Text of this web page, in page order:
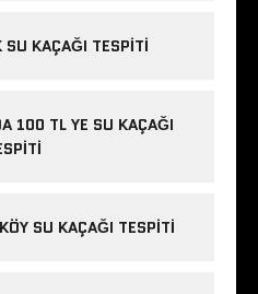
SU KAÇAĞI TESPITI
100 TL YE SU KAÇAĞI
SU KAÇAĞI TESPITI